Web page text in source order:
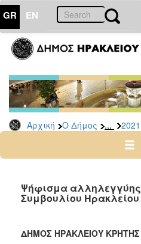
GR EN
Αρχική Ο Δήμος ... 2021
ΔΗΜΟΣ
Δελτία
Τύπου
Αρχείο
2026
2024
2022
2020
Ψήφισμα αλληλεγγύης
Συμβουλίου
ΔΗΜΟΣ ΗΡΑΚΛΕΙΟΥ ΚΡΗΤΗΣ